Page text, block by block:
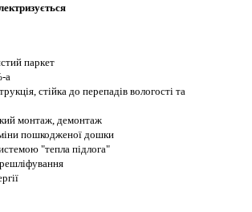
паркет
а
стійка до перепадів вологості та
монтаж, демонтаж
пошкодженої дошки
"тепла підлога"